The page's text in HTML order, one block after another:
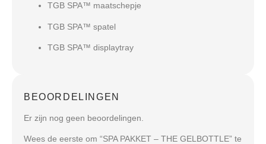
TGB SPA™ maatschepje
TGB SPA™ spatel
TGB SPA™ displaytray
BEOORDELINGEN
Er zijn nog geen beoordelingen.
Wees de eerste om “SPA PAKKET – THE GELBOTTLE” te